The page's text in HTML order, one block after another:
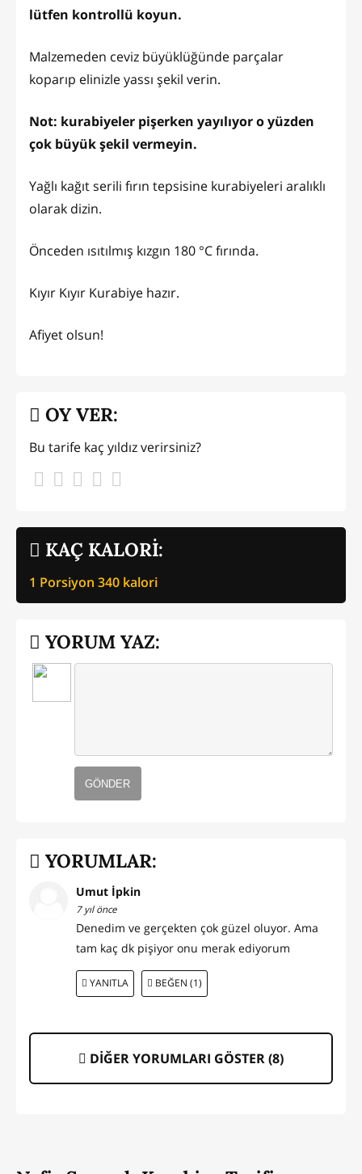
lütfen kontrollü koyun.
Malzemeden ceviz büyüklüğünde parçalar
koparıp elinizle yassı şekil verin.
Not: kurabiyeler pişerken yayılıyor o yüzden
çok büyük şekil vermeyin.
Yağlı kağıt serili fırın tepsisine kurabiyeleri aralıklı
olarak dizin.
Önceden ısıtılmış kızgın 180 °C fırında.
Kıyır Kıyır Kurabiye hazır.
Afiyet olsun!
KAÇ KALORİ:
1 Porsiyon 340 kalori
OY VER:
Bu tarife kaç yıldız verirsiniz?
YORUM YAZ:
GÖNDER
YORUMLAR:
Umut İpkin
7 yıl önce
Denedim ve gerçekten çok güzel oluyor. Ama
tam kaç dk pişiyor onu merak ediyorum
YANITLA BEĞEN (1)
DİĞER YORUMLARI GÖSTER (8)